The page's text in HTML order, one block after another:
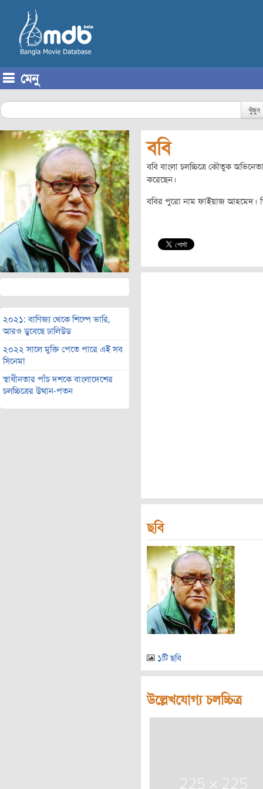
মেনু
খুঁজুন
২০২১: বাণিজ্য থেকে শিল্পে ভারি,
আরও ডুবেছে ঢালিউড
২০২২ সালে মুক্তি পেতে পারে এই সব
সিনেমা
স্বাধীনতার পাঁচ দশকে বাংলাদেশের
চলচ্চিত্রের উত্থান-পতন
ববি
ববি বাংলা চলচ্চিত্রে কৌতুক
করেছেন।
ববির পুরো নাম ফাইয়াজ আহমেদ।
ছবি
১টি ছবি
উল্লেখযোগ্য চলচ্চিত্র